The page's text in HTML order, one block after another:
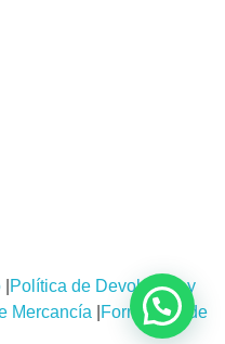
Política de Devolución y
Mercancía Formulario de